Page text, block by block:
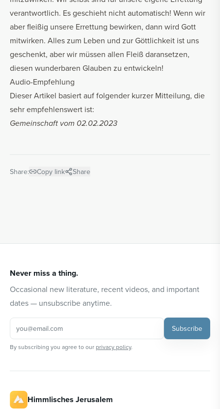
verantwortlich. Es geschieht nicht automatisch! Wenn wir
aber fleißig unsere Errettung bewirken, dann wird Gott
mitwirken. Alles zum Leben und zur Göttlichkeit ist uns
geschenkt, aber wir müssen allen Fleiß daransetzen,
diesen wunderbaren Glauben zu entwickeln!
Audio-Empfehlung
Dieser Artikel basiert auf folgender kurzer Mitteilung, die
sehr empfehlenswert ist:
Gemeinschaft vom 02.02.2023
Share: Copy link Share
Never miss a thing.
Occasional new literature, recent videos, and important
dates — unsubscribe anytime.
Subscribe
By subscribing you agree to our privacy policy.
Himmlisches Jerusalem